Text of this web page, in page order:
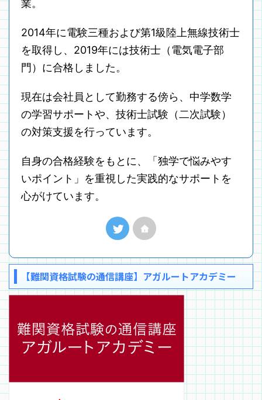
業。
2014年に電験三種および第1級陸上無線技術士
を取得し、2019年には技術士（電気電子部
門）に合格しました。
現在は会社員として勤務する傍ら、中学数学
の学習サポートや、技術士試験（二次試験）
の対策支援を行っています。
自身の合格経験をもとに、「独学で悩みやす
いポイント」を重視した実践的なサポートを
心がけています。
【難関資格試験の通信講座】アガルートアカデミー